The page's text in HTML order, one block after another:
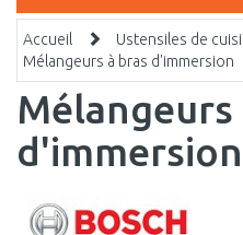
Accueil Ustensiles de
Mélangeurs à bras d'immersion
Mélangeurs
d'immersion